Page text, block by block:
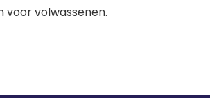
voor volwassenen.